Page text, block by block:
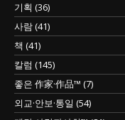
기획 (36)
사람(41)
책 (41)
칼럼 (145)
좋은 作家·作品™ (7)
외교·안보·통일 (54)